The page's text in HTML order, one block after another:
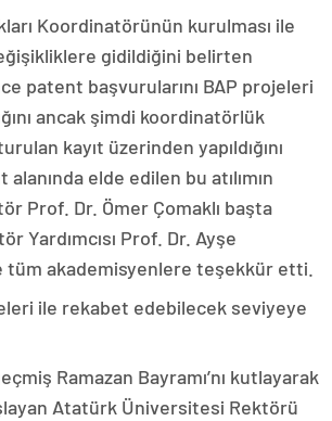
Koordinatörünün kurulması ile
gidildiğini belirten
patent başvurularını BAP projeleri
ancak şimdi koordinatörlük
kayıt üzerinden yapıldığını
elde edilen bu atılımın
Prof. Dr. Ömer Çomaklı başta
Yardımcısı Prof. Dr. Ayşe
tüm akademisyenlere teşekkür etti.
ile rekabet edebilecek seviyeye
Ramazan Bayramı’nı kutlayarak
Atatürk Üniversitesi Rektörü